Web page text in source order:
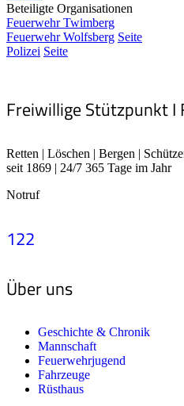
Beteiligte Organisationen
Feuerwehr Twimberg
Feuerwehr Wolfsberg Seite
Polizei Seite
Freiwillige Stützpunkt I
Retten | Löschen | Bergen |
seit 1869 | 24/7 365 Tage im Jahr
Notruf
122
Über uns
Geschichte & Chronik
Mannschaft
Feuerwehrjugend
Fahrzeuge
Rüsthaus